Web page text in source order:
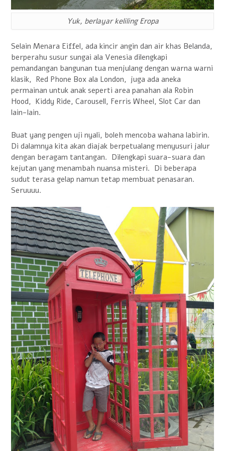
Yuk, berlayar keliling Eropa
Selain Menara Eiffel, ada kincir angin dan air khas Belanda,
berperahu susur sungai ala Venesia dilengkapi
pemandangan bangunan tua menjulang dengan warna warni
klasik, Red Phone Box ala London, juga ada aneka
permainan untuk anak seperti area panahan ala Robin
Hood, Kiddy Ride, Carousell, Ferris Wheel, Slot Car dan
lain-lain.
Buat yang pengen uji nyali, boleh mencoba wahana labirin.
Di dalamnya kita akan diajak berpetualang menyusuri jalur
dengan beragam tantangan. Dilengkapi suara-suara dan
kejutan yang menambah nuansa misteri. Di beberapa
sudut terasa gelap namun tetap membuat penasaran.
Seruuuu.